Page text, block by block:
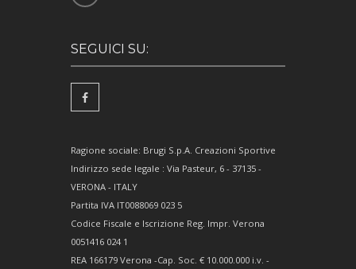
SEGUICI SU:
Ragione sociale: Brugi S.p.A. Creazioni Sportive
Indirizzo sede legale : Via Pasteur, 6 - 37135 -
VERONA - ITALY
Partita IVA IT0088069 023 5
Codice Fiscale e Iscrizione Reg. Impr. Verona
0051416 024 1
REA 166179 Verona -Cap. Soc. € 10.000.000 i.v. -